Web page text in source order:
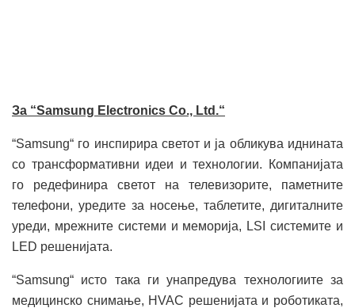
За “Samsung Electronics Co., Ltd.“
“Samsung“ го инспирира светот и ја обликува иднината
со трансформативни идеи и технологии. Компанијата
го редефинира светот на телевизорите, паметните
телефони, уредите за носење, таблетите, дигиталните
уреди, мрежните системи и меморија, LSI системите и
LED решенијата.
“Samsung“ исто така ги унапредува технологиите за
медицинско снимање, HVAC решенијата и роботиката,